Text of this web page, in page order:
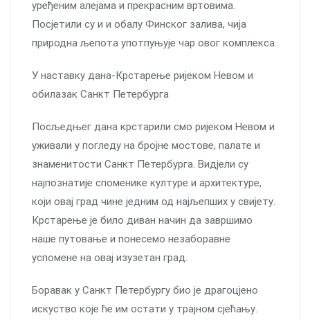
уређеним алејама и прекрасним вртовима.
Посјетили су и и обалу Финског залива, чија
природна љепота употпуњује чар овог комплекса.
У наставку данa-Крстарење ријеком Невом и
обилазак Санкт Петербурга
Посљедњег дана крстарили смо ријеком Невом и
уживали у погледу на бројне мостове, палате и
знаменитости Санкт Петербурга. Видјели су
најпознатије споменике културе и архитектуре,
који овај град чине једним од најљепших у свијету.
Крстарење је било диван начин да завршимо
наше путовање и понесемо незаборавне
успомене на овај изузетан град.
Боравак у Санкт Петербургу био је драгоцјено
искуство које ће им остати у трајном сјећању.